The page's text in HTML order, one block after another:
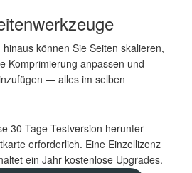
können Sie Seiten skalieren,
Komprimierung anpassen und
— alles im selben
30-Tage-Testversion herunter —
erforderlich. Eine Einzellizenz
ein Jahr kostenlose Upgrades.